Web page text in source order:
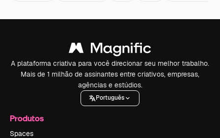
A plataforma criativa para você direcionar seu melhor trabalho.
Mais de 1 milhão de assinantes entre criativos, empresas,
agências e estúdios.
Português
Produtos
Spaces